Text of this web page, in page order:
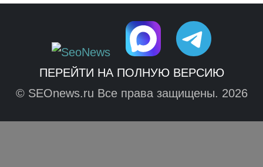
ПЕРЕЙТИ НА ПОЛНУЮ ВЕРСИЮ
© SEOnews.ru Все права защищены. 2026